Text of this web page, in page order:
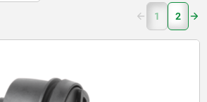
1 (current)
2